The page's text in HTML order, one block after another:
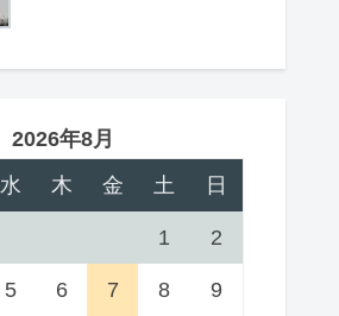
2026年8月
水 木 金 土 日
1 2
5 6 7 8 9